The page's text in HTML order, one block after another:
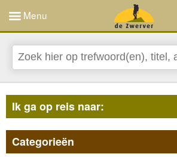
Menu
Ik ga op reis naar:
Categorieën